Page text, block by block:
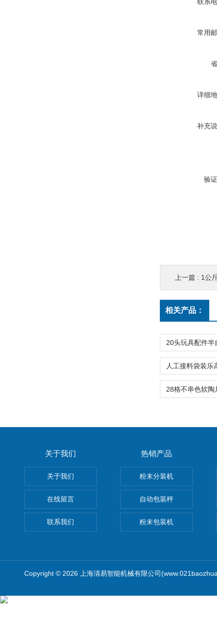
常用
详细
补充
验
上一篇 : 1公
相关产品：
关于我们
关于我们
在线留言
联系我们
热销产品
粉末分装机
自动包装秤
粉末包装机
Copyright © 2026 上海清易智能机械有限公司